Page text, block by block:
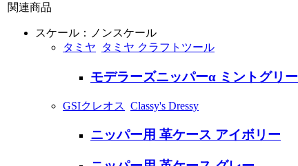
関連商品
スケール：ノンスケール
タミヤ
タミヤ クラフトツール
モデラーズニッパーα ミントグリ
GSIクレオス Classy's Dressy
ニッパー用 革ケース アイボリー